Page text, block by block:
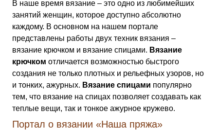
В наше время вязание – это одно из любимейших
занятий женщин, которое доступно абсолютно
каждому. В основном на нашем портале
представлены работы двух техник вязания –
вязание крючком и вязание спицами. Вязание
крючком отличается возможностью быстрого
создания не только плотных и рельефных узоров, но
и тонких, ажурных. Вязание спицами популярно
тем, что вязание на спицах позволяет создавать как
теплые вещи, так и тонкое ажурное кружево.
Портал о вязании «Наша пряжа»